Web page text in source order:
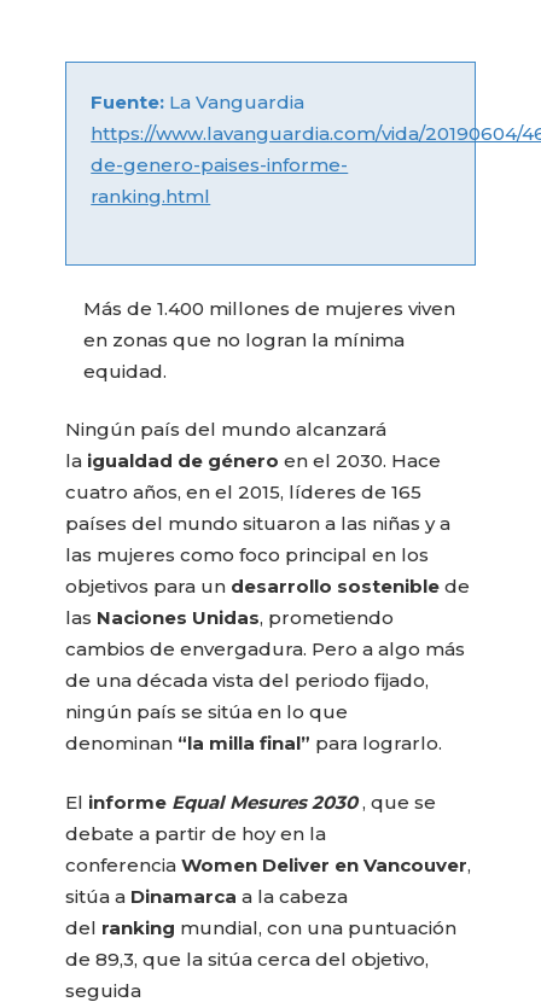
Fuente: La Vanguardia
https://www.lavanguardia.com/vida/20190604/
de-genero-paises-informe-
ranking.html
Más de 1.400 millones de mujeres viven
en zonas que no logran la mínima
equidad.
Ningún país del mundo alcanzará
la igualdad de géneroen el 2030. Hace
cuatro años, en el 2015, líderes de 165
países del mundo situaron a las niñas y a
las mujeres como foco principal en los
objetivos para un desarrollo sosteniblede
las Naciones Unidas, prometiendo
cambios de envergadura. Pero a algo más
de una década vista del periodo fijado,
ningún país se sitúa en lo que
denominan “la milla final” para lograrlo.
El informe Equal Mesures 2030 , que se
debate a partir de hoy en la
conferenciaWomen Deliver en Vancouver,
sitúa a Dinamarcaa la cabeza
del ranking mundial, con una puntuación
de 89,3, que la sitúa cerca del objetivo,
seguida